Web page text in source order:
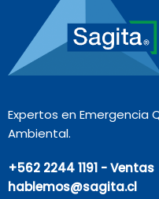
Expertos en Emergencia
Ambiental.
+562 2244 1191 - Ventas
hablemos@sagita.cl